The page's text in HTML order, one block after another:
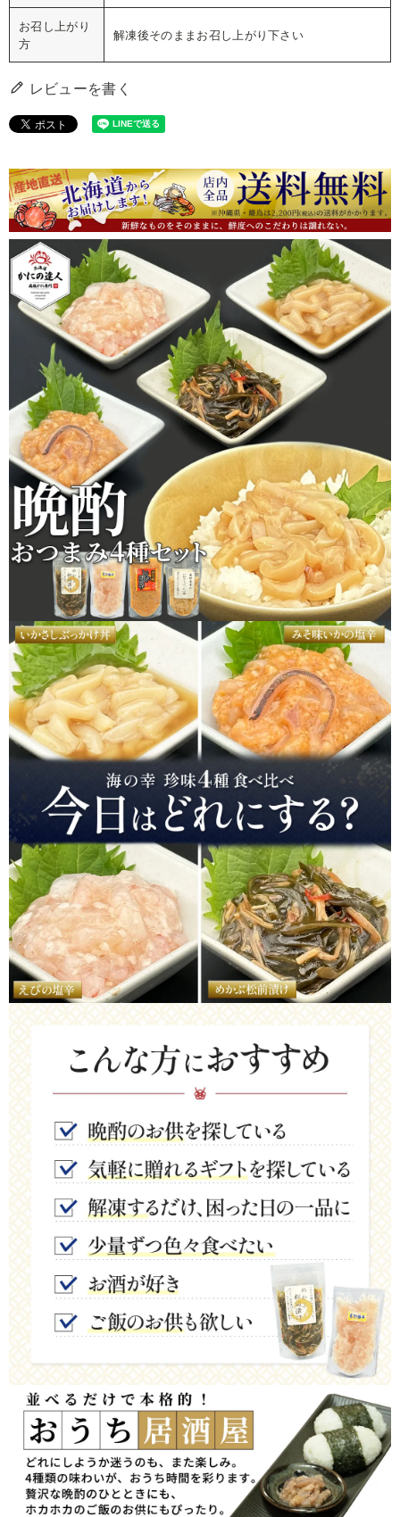
お召し上がり
方
解凍後そのままお召し上がり下さい
レビューを書く